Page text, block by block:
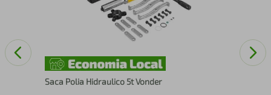
Saca Polia Hidraulico 5t Vonder